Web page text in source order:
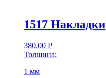
1517 Накладки
380.00 Р
Толщина:
1 мм